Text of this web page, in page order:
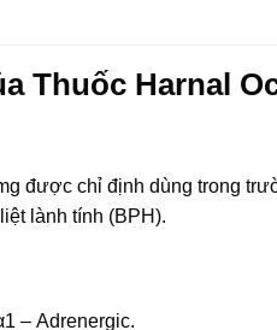
Thuốc Harnal
được chỉ định dùng trong
lành tính (BPH).
– Adrenergic.